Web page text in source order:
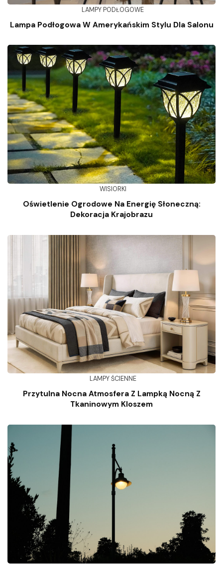
LAMPY PODŁOGOWE
Lampa Podłogowa W Amerykańskim Stylu Dla Salonu
WISIORKI
Oświetlenie Ogrodowe Na Energię Słoneczną:
Dekoracja Krajobrazu
LAMPY ŚCIENNE
Przytulna Nocna Atmosfera Z Lampką Nocną Z
Tkaninowym Kloszem